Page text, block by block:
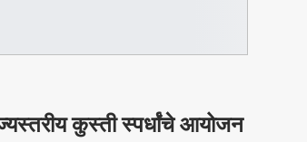
कुस्ती स्पर्धांचे आयोजन